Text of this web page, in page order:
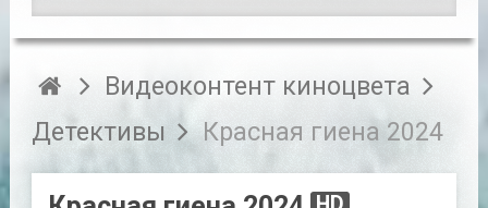
Видеоконтент киноцвета
Детективы
Красная гиена 2024